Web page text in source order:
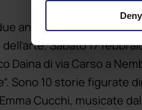
Deny
anime in continua
Sabato 17
Daina di via Carso a
Sono 10 storie figurate
Cucchi, musicate